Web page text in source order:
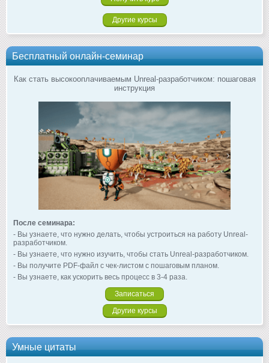
Другие курсы
Бесплатный онлайн-семинар
Как стать высокооплачиваемым Unreal-разработчиком: пошаговая
инструкция
После семинара:
- Вы узнаете, что нужно делать, чтобы устроиться на работу Unreal-
разработчиком.
- Вы узнаете, что нужно изучить, чтобы стать Unreal-разработчиком.
- Вы получите PDF-файл с чек-листом с пошаговым планом.
- Вы узнаете, как ускорить весь процесс в 3-4 раза.
Записаться
Другие курсы
Умные цитаты